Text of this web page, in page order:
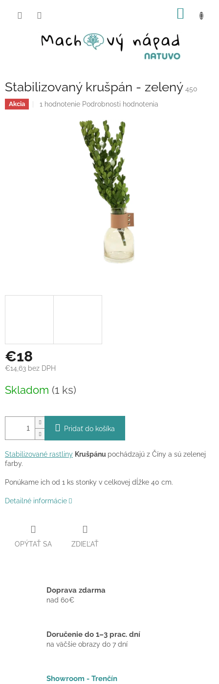
Stabilizovaný krušpán - zelený 450
Akcia
Priemerné
1 hodnotenie Podrobnosti hodnotenia
€18
€14,63 bez DPH
cena:
Skladom (1 ks)
Pridať do košíka
Stabilizované rastliny Krušpánu pochádzajú z Číny a sú zelenej
farby.
Ponúkame ich od 1 ks stonky v celkovej dĺžke 40 cm.
Detailné informácie
OPÝTAŤ SA ZDIEĽAŤ
Doprava zdarma
nad 60€
Doručenie do 1–3 prac. dní
na väčšie obrazy do 7 dní
Showroom - Trenčín